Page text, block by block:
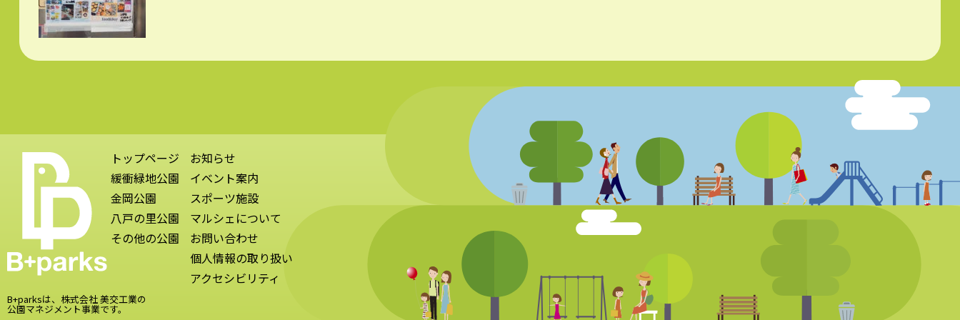
トップページ
緩衝緑地公園
金岡公園
八戸の里公園
その他の公園
お知らせ
イベント案内
スポーツ施設
マルシェについて
お問い合わせ
個人情報の取り扱い
アクセシビリティ
B+parksは、株式会社 美交工業の
公園マネジメント事業です。